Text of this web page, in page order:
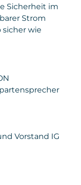
Sicherheit im
Strom
wie
Vorstand IG